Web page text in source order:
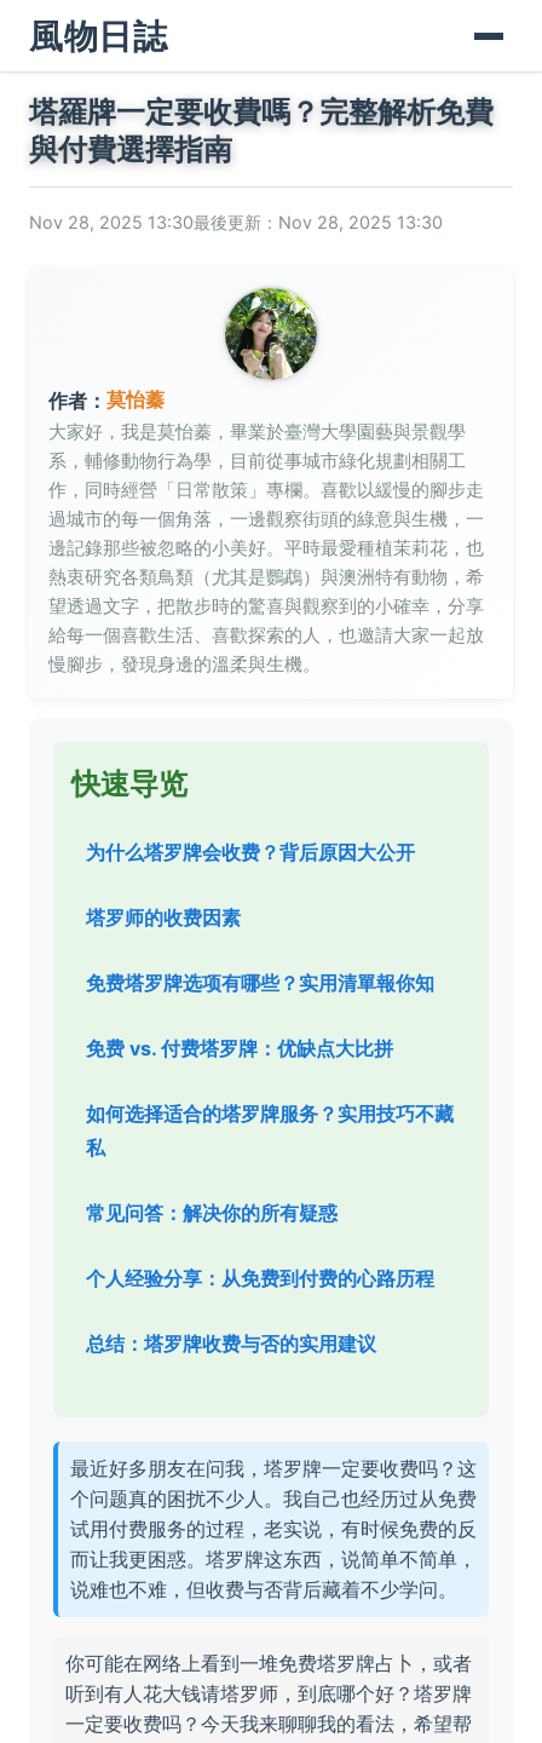
風物日誌
塔羅牌一定要收費嗎？完整解析免費
與付費選擇指南
Nov 28, 2025 13:30最後更新：Nov 28, 2025 13:30
作者： 莫怡蓁
大家好，我是莫怡蓁，畢業於臺灣大學園藝與景觀學
系，輔修動物行為學，目前從事城市綠化規劃相關工
作，同時經營「日常散策」專欄。喜歡以緩慢的腳步走
過城市的每一個角落，一邊觀察街頭的綠意與生機，一
邊記錄那些被忽略的小美好。平時最愛種植茉莉花，也
熱衷研究各類鳥類（尤其是鸚鵡）與澳洲特有動物，希
望透過文字，把散步時的驚喜與觀察到的小確幸，分享
給每一個喜歡生活、喜歡探索的人，也邀請大家一起放
慢腳步，發現身邊的溫柔與生機。
快速导览
为什么塔罗牌会收费？背后原因大公开
塔罗师的收费因素
免费塔罗牌选项有哪些？实用清單報你知
免费 vs. 付费塔罗牌：优缺点大比拼
如何选择适合的塔罗牌服务？实用技巧不藏
私
常见问答：解决你的所有疑惑
个人经验分享：从免费到付费的心路历程
总结：塔罗牌收费与否的实用建议
最近好多朋友在问我，塔罗牌一定要收费吗？这
个问题真的困扰不少人。我自己也经历过从免费
试用付费服务的过程，老实说，有时候免费的反
而让我更困惑。塔罗牌这东西，说简单不简单，
说难也不难，但收费与否背后藏着不少学问。
你可能在网络上看到一堆免费塔罗牌占卜，或者
听到有人花大钱请塔罗师，到底哪个好？塔罗牌
一定要收费吗？今天我来聊聊我的看法，希望帮